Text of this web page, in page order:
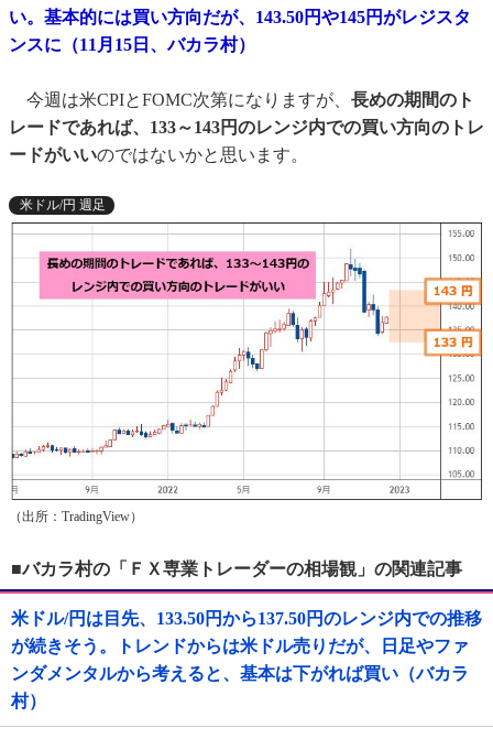
い。基本的には買い方向だが、143.50円や145円がレジスタ
ンスに（11月15日、バカラ村）
今週は米CPIとFOMC次第になりますが、 長めの期間のト
レードであれば、133～143円のレンジ内での買い方向のトレ
ードがいいのではないかと思います。
米ドル/円 週足
（出所：TradingView）
■バカラ村の「ＦＸ専業トレーダーの相場観」の関連記事
米ドル/円は目先、133.50円から137.50円のレンジ内での推移
が続きそう。トレンドからは米ドル売りだが、日足やファ
ンダメンタルから考えると、基本は下がれば買い（バカラ
村）